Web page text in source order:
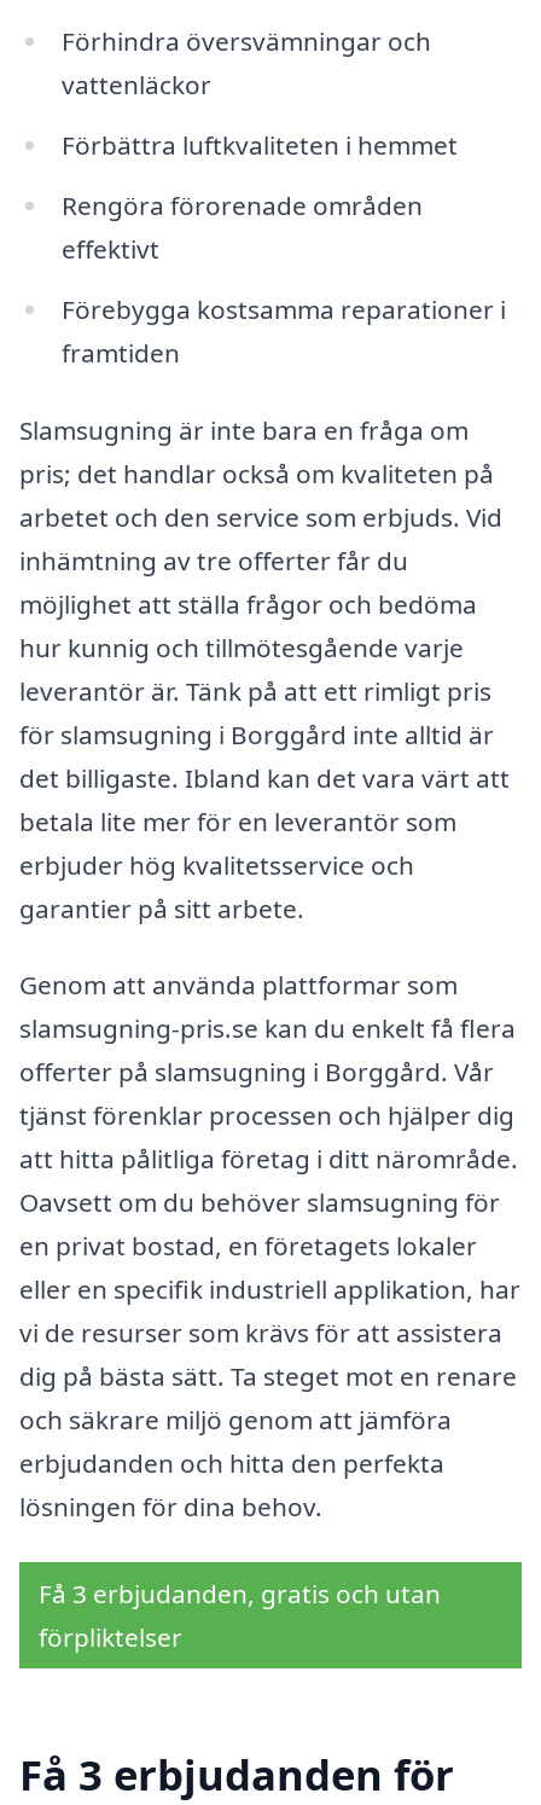
Förhindra översvämningar och
vattenläckor
Förbättra luftkvaliteten i hemmet
Rengöra förorenade områden
effektivt
Förebygga kostsamma reparationer i
framtiden
Slamsugning är inte bara en fråga om
pris; det handlar också om kvaliteten på
arbetet och den service som erbjuds. Vid
inhämtning av tre offerter får du
möjlighet att ställa frågor och bedöma
hur kunnig och tillmötesgående varje
leverantör är. Tänk på att ett rimligt pris
för slamsugning i Borggård inte alltid är
det billigaste. Ibland kan det vara värt att
betala lite mer för en leverantör som
erbjuder hög kvalitetsservice och
garantier på sitt arbete.
Genom att använda plattformar som
slamsugning-pris.se kan du enkelt få flera
offerter på slamsugning i Borggård. Vår
tjänst förenklar processen och hjälper dig
att hitta pålitliga företag i ditt närområde.
Oavsett om du behöver slamsugning för
en privat bostad, en företagets lokaler
eller en specifik industriell applikation, har
vi de resurser som krävs för att assistera
dig på bästa sätt. Ta steget mot en renare
och säkrare miljö genom att jämföra
erbjudanden och hitta den perfekta
lösningen för dina behov.
Få 3 erbjudanden, gratis och utan
förpliktelser
Få 3 erbjudanden för